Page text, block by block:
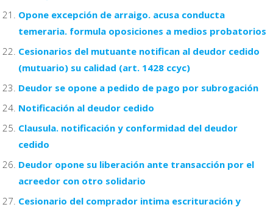
Opone excepción de arraigo. acusa conducta
temeraria. formula oposiciones a medios probatorios
Cesionarios del mutuante notifican al deudor cedido
(mutuario) su calidad (art. 1428 ccyc)
Deudor se opone a pedido de pago por subrogación
Notificación al deudor cedido
Clausula. notificación y conformidad del deudor
cedido
Deudor opone su liberación ante transacción por el
acreedor con otro solidario
Cesionario del comprador intima escrituración y